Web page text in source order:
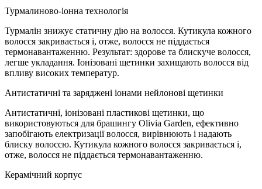
Турмалиново-іонна технологія
Турмалін знижує статичну дію на волосся. Кутикула кожного
волосся закривається і, отже, волосся не піддається
термонавантаженню. Результат: здорове та блискуче волосся,
легше укладання. Іонізовані щетинки захищають волосся від
впливу високих температур.
Антистатичні та заряджені іонами нейлонові щетинки
Антистатичні, іонізовані пластикові щетинки, що
використовуються для брашингу Olivia Garden, ефективно
запобігають електризації волосся, вирівнюють і надають
блиску волоссю. Кутикула кожного волосся закривається і,
отже, волосся не піддається термонавантаженню.
Керамічний корпус